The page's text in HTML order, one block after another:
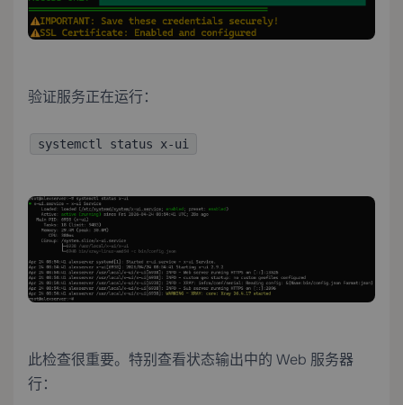
验证服务正在运行：
systemctl status x-ui
此检查很重要。特别查看状态输出中的 Web 服务器
行：